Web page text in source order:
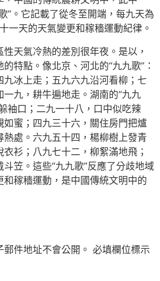
”。它記載了從冬至開端，每九天為
一天的天氣變更和稼穡運動紀律。
天氣冷熱的差別很年夜。是以，
特點。像北京、河北的“九九歌”：
冰上走；五九六九沿河看柳；七
九，耕牛遍地走。湖南的“九九
袖口；二九一十八，口中似吃辣
蜜；四九三十六，關住房門把爐
處。六九五十四，楊柳樹上發青
衫；八九七十二，柳絮滿地飛；
笠。這些“九九歌”反應了分歧地域
稼穡運動，是中國傳統文明中的
件地址不會公開。 必填欄位標示